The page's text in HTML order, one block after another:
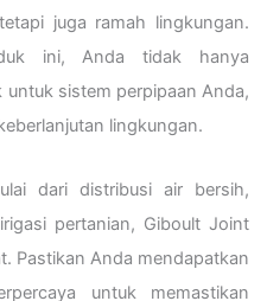
juga ramah lingkungan.
ini, Anda tidak hanya
sistem perpipaan Anda,
lingkungan.
dari distribusi air bersih,
pertanian, Giboult Joint
Pastikan Anda mendapatkan
untuk memastikan